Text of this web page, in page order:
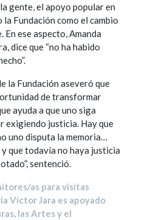
gente, el apoyo popular en
la Fundación como el cambio
En ese aspecto, Amanda
dice que “no ha habido
la Fundación aseveró que
de transformar
ayuda a que uno siga
exigiendo justicia. Hay que
uno disputa la memoria…
que todavía no haya justicia
sentenció.
as para visitas
Víctor Jara es apoyado
las Artes y el